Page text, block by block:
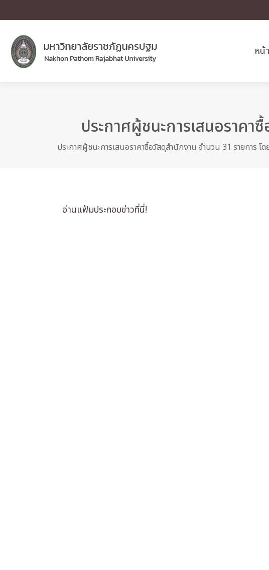
หน้
ประกาศผู้ชนะการเสนอราคา
ประกาศผู้ชนะการเสนอราคาซื้อวัสดุสำนักงาน จำนวน 31 รายการ โดย
อ่านแฟ้มประกอบข่าวที่นี่!